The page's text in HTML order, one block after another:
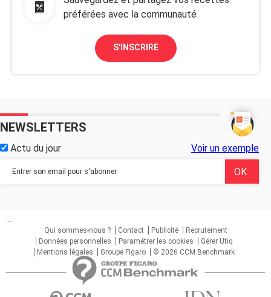
préférées avec la communauté
S'INSCRIRE
NEWSLETTERS
Actu du jour Voir un exemple
...
Qui sommes-nous ?
Contact Publicité
Recrutement
Données personnelles
Paramétrer les cookies
Gérer Utiq
Mentions légales
Groupe Figaro © 2026 CCM Benchmark